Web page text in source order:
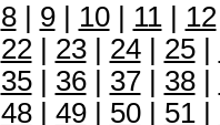
8| 9| 10| 11| 12
22| 23| 24| 25|
35| 36| 37| 38|
48| 49| 50| 51|